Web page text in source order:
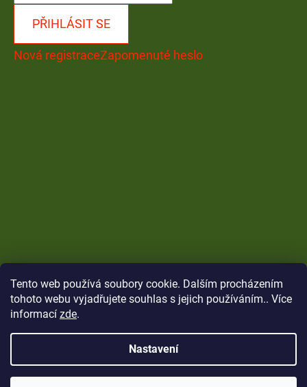
Tento web používá soubory cookie. Dalším procházením
tohoto webu vyjadřujete souhlas s jejich používáním.. Více
informací zde.
Nastavení
PŘIHLÁSIT SE
Nová registraceZapomenuté heslo
Copyright 2026CARP Brothers. Všechna práva